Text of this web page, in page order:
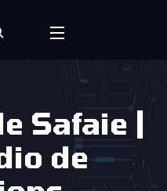
Safaie |
de